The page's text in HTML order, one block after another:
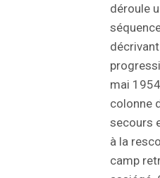
déroule
mai
colonne
secours
à la
camp